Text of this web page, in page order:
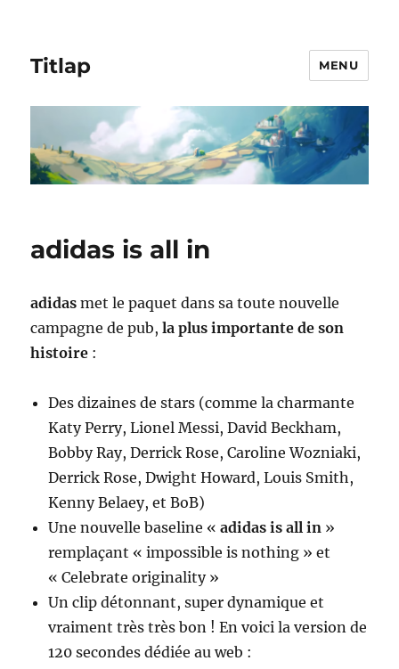
Titlap MENU
adidas is all in
adidasmet le paquet dans sa toute nouvelle
campagne de pub,la plus importante de son
histoire :
Des dizaines de stars (comme la charmante
Katy Perry, Lionel Messi, David Beckham,
Bobby Ray, Derrick Rose, Caroline Wozniaki,
Derrick Rose, Dwight Howard, Louis Smith,
Kenny Belaey, et BoB)
Une nouvelle baseline «adidas is all in »
remplaçant « impossible is nothing » et
« Celebrate originality »
Un clip détonnant, super dynamique et
vraiment très très bon ! En voici la version de
120 secondes dédiée au web :